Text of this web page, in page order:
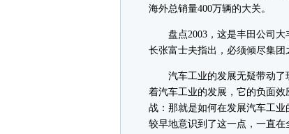
海外总销量400万辆的大关。
盘点2003，这是丰田公司大
长张富士夫指出，必须倾尽集团
汽车工业的发展无疑带动了
着汽车工业的发展，它的负面
战：那就是如何在发展汽车工
较早地意识到了这一点，一直